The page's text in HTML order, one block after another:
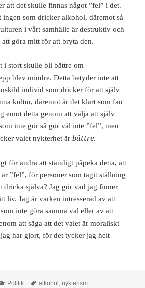
att det skulle finnas något ”fel” i det.
ingen som dricker alkohol, däremot så
i vårt samhälle är destruktiv och
att göra mitt för att bryta den.
i stort skulle bli bättre om
blev mindre. Detta betyder inte att
individ som dricker för att själv
kultur, däremot är det klart som fan
emot detta genom att välja att själv
inte gör så gör väl inte ”fel”, men
valet nykterhet ärbättre.
för andra att ständigt påpeka detta, att
”fel”, för personer som tagit ställning
dricka själva? Jag gör vad jag finner
liv. Jag är varken intresserad av att
inte göra samma val eller av att
att säga att det valet är moraliskt
har gjort, för det tycker jag helt
Kategorier
Politik Taggar
alkohol ,nykterism